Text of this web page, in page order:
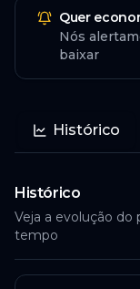
Quer
Nós
baixar
Histórico
Histórico
Veja a evolução
tempo